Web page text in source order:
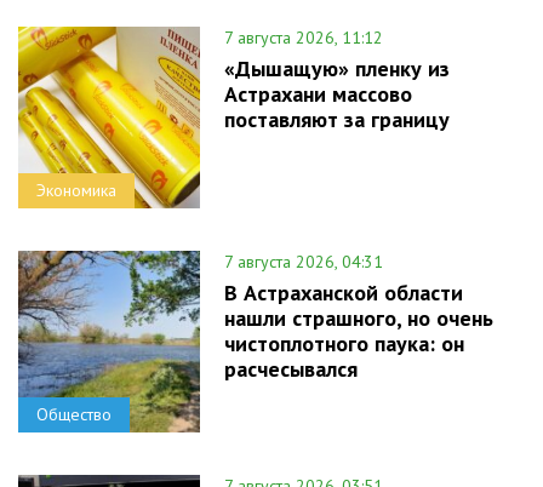
Экономика
7 августа 2026, 11:12
«Дышащую» пленку из
Астрахани массово
поставляют за границу
Общество
7 августа 2026, 04:31
В Астраханской области
нашли страшного, но очень
чистоплотного паука: он
расчесывался